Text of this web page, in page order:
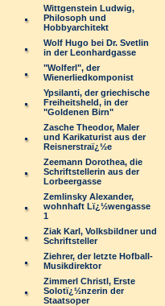
Wittgenstein Ludwig,
Philosoph und
Hobbyarchitekt
Wolf Hugo bei Dr. Svetlin
in der Leonhardgasse
"Wolferl", der
Wienerliedkomponist
Ypsilanti, der griechische
Freiheitsheld, in der
"Goldenen Birn"
Zasche Theodor, Maler
und Karikaturist aus der
Reisnerstraï¿½e
Zeemann Dorothea, die
Schriftstellerin aus der
Lorbeergasse
Zemlinsky Alexander,
wohnhaft Lï¿½wengasse
1
Ziak Karl, Volksbildner und
Schriftsteller
Ziehrer, der letzte Hofball-
Musikdirektor
Zimmerl Christl, Erste
Solotï¿½nzerin der
Staatsoper